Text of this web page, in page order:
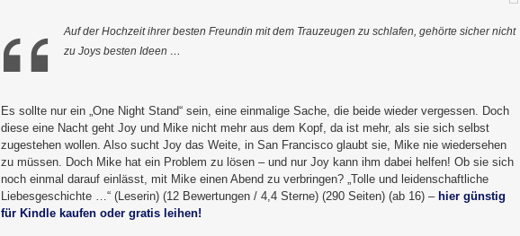
Auf der Hochzeit ihrer besten Freundin mit dem Trauzeugen zu schlafen, gehörte sicher nicht
zu Joys besten Ideen …
Es sollte nur ein „One Night Stand“ sein, eine einmalige Sache, die beide wieder vergessen. Doch
diese eine Nacht geht Joy und Mike nicht mehr aus dem Kopf, da ist mehr, als sie sich selbst
zugestehen wollen. Also sucht Joy das Weite, in San Francisco glaubt sie, Mike nie wiedersehen
zu müssen. Doch Mike hat ein Problem zu lösen – und nur Joy kann ihm dabei helfen! Ob sie sich
noch einmal darauf einlässt, mit Mike einen Abend zu verbringen? „Tolle und leidenschaftliche
Liebesgeschichte …“ (Leserin) (12 Bewertungen / 4,4 Sterne) (290 Seiten) (ab 16) – hier günstig
für Kindle kaufen oder gratis leihen!